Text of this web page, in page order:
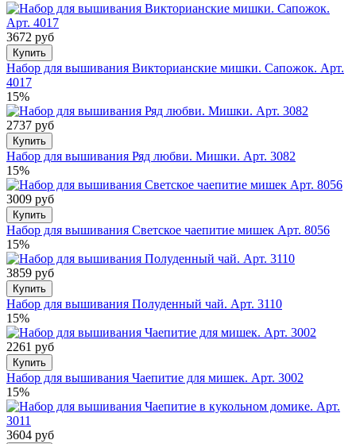
3672 руб
Купить
Набор для вышивания Викторианские мишки. Сапожок. Арт.
4017
15%
2737 руб
Купить
Набор для вышивания Ряд любви. Мишки. Арт. 3082
15%
3009 руб
Купить
Набор для вышивания Светское чаепитие мишек Арт. 8056
15%
3859 руб
Купить
Набор для вышивания Полуденный чай. Арт. 3110
15%
2261 руб
Купить
Набор для вышивания Чаепитие для мишек. Арт. 3002
15%
3604 руб